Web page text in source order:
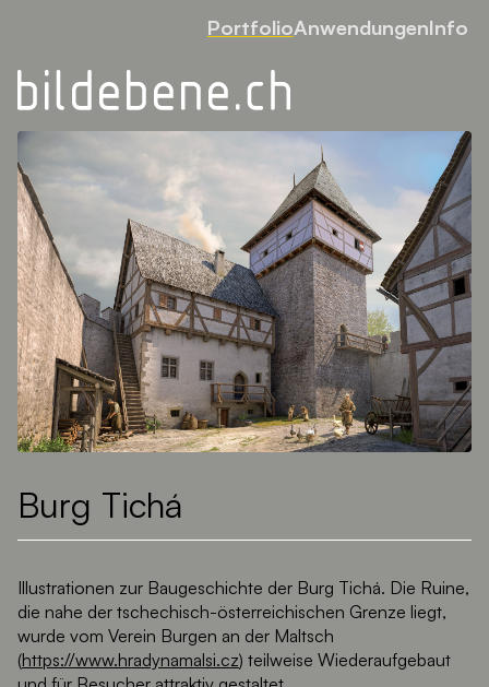
PortfolioAnwendungenInfo
Burg Tichá
Illustrationen zur Baugeschichte der Burg Tichá. Die Ruine,
die nahe der tschechisch-österreichischen Grenze liegt,
wurde vom Verein Burgen an der Maltsch
(https://www.hradynamalsi.cz) teilweise Wiederaufgebaut